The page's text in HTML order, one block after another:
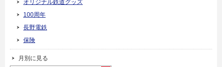
オリジナル鉄道グッズ
100周年
長野電鉄
保険
月別に見る